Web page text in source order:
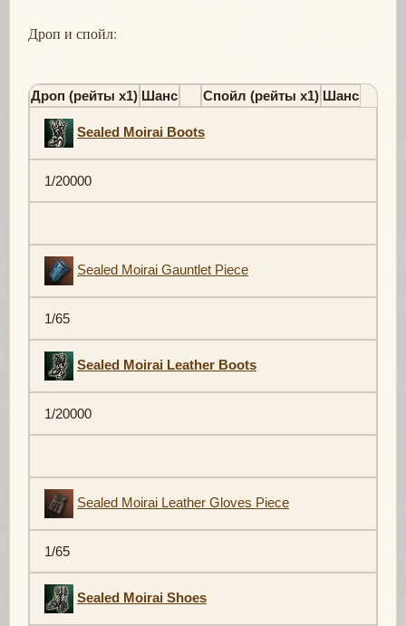
Дроп и спойл:
Дроп (рейты х1) Шанс Спойл (рейты х1) Шанс
Sealed Moirai Boots
1/20000
Sealed Moirai Gauntlet Piece
1/65
Sealed Moirai Leather Boots
1/20000
Sealed Moirai Leather Gloves Piece
1/65
Sealed Moirai Shoes